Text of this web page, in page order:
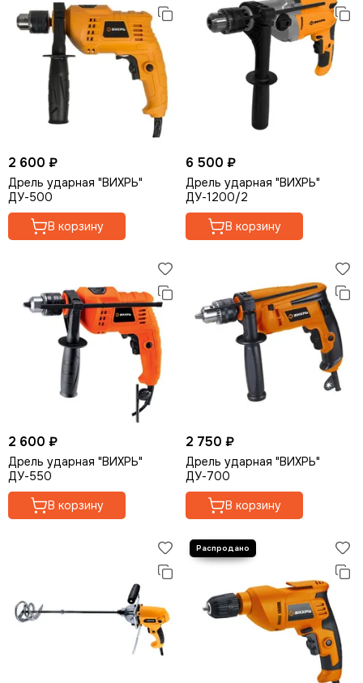
Многофункциональные устройства (реноваторы)
Ножницы по металлу
Гайковерты
Штроборезы
Краскопульты
Граверы
Наборы электроинструмента
2 600 ₽
Дрель ударная "ВИХРЬ"
ДУ-500
В корзину
6 500 ₽
Дрель ударная "ВИХРЬ"
ДУ-1200/2
В корзину
2 600 ₽
Дрель ударная "ВИХРЬ"
ДУ-550
В корзину
2 750 ₽
Дрель ударная "ВИХРЬ"
ДУ-700
В корзину